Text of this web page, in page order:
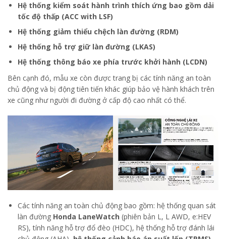
Hệ thống kiểm soát hành trình thích ứng bao gồm dải
tốc độ thấp (ACC with LSF)
Hệ thống giảm thiểu chệch làn đường (RDM)
Hệ thống hỗ trợ giữ làn đường (LKAS)
Hệ thống thông báo xe phía trước khởi hành (LCDN)
Bên cạnh đó, mẫu xe còn được trang bị các tính năng an toàn
chủ động và bị động tiên tiến khác giúp bảo vệ hành khách trên
xe cũng như người đi đường ở cấp độ cao nhất có thể.
Các tính năng an toàn chủ động bao gồm: hệ thống quan sát
làn đường Honda LaneWatch (phiên bản L, L AWD, e:HEV
RS), tính năng hỗ trợ đổ đèo (HDC), hệ thống hỗ trợ đánh lái